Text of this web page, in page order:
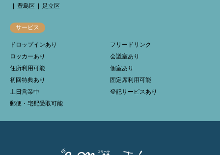
豊島区
足立区
サービス
ドロップインあり
フリードリンク
ロッカーあり
会議室あり
住所利用可能
個室あり
初回特典あり
固定席利用可能
土日営業中
登記サービスあり
郵便・宅配受取可能